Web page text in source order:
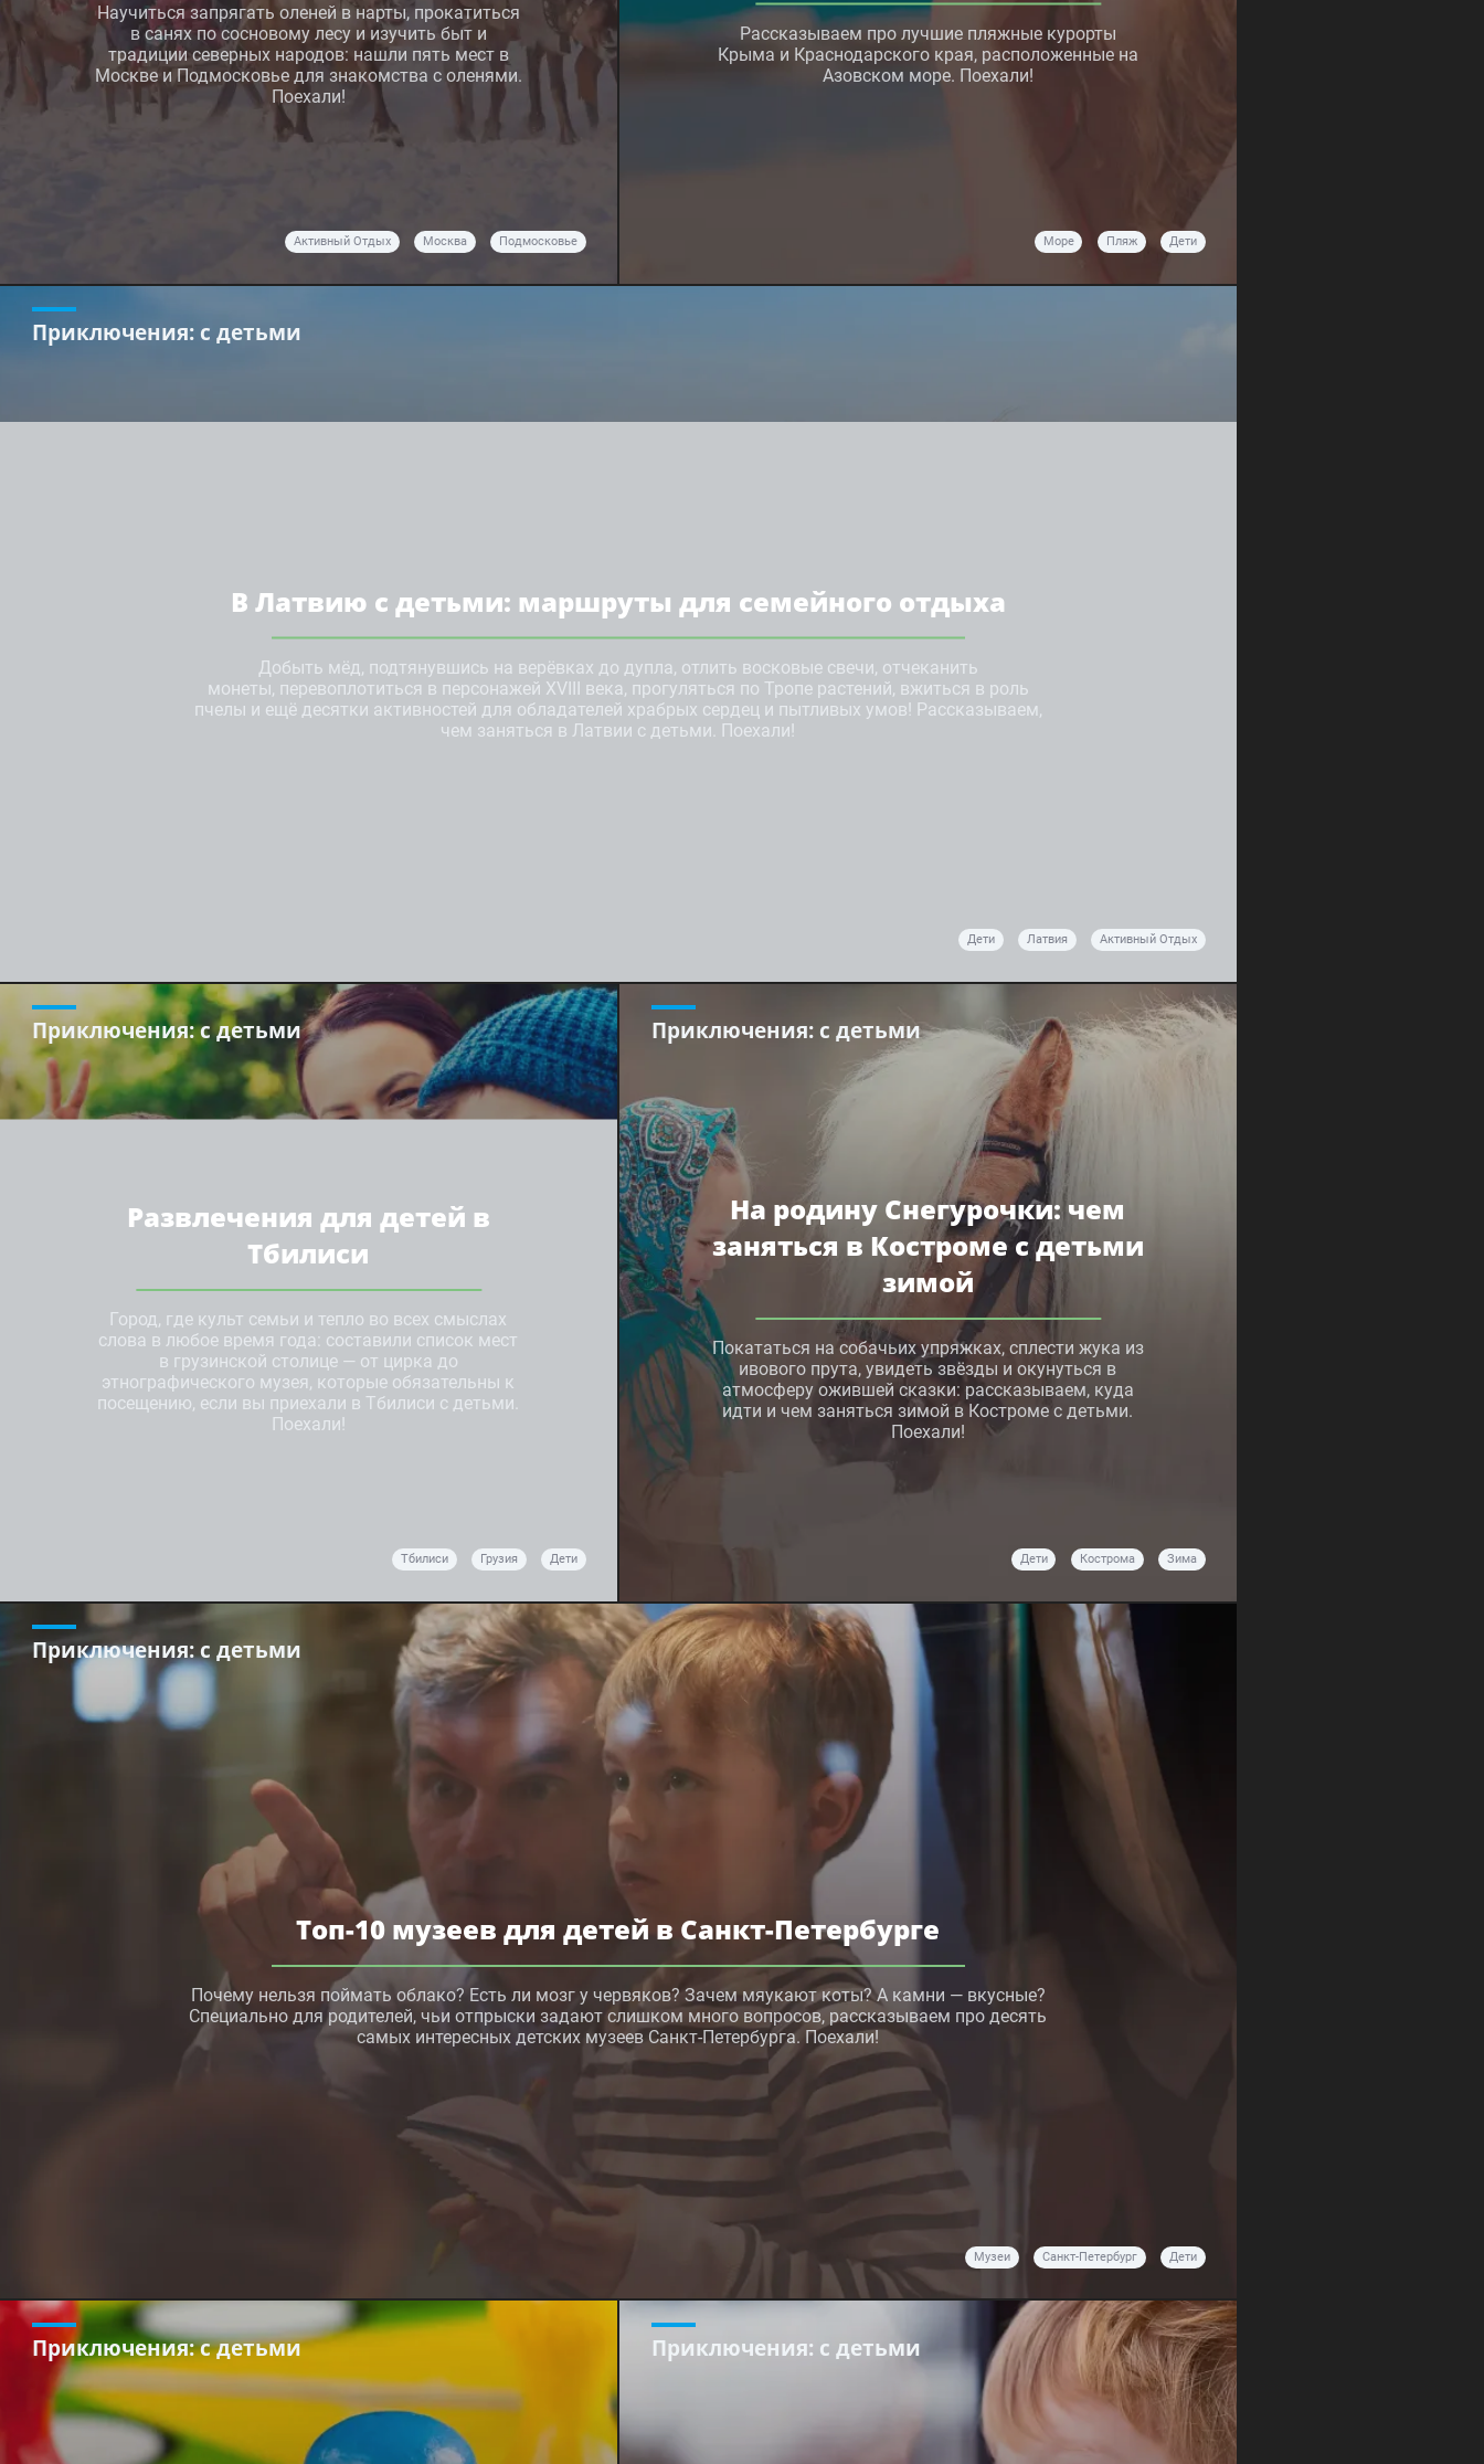
Научиться запрягать оленей в нарты, прокатиться
в санях по сосновому лесу и изучить быт и
традиции северных народов: нашли пять мест в
Москве и Подмосковье для знакомства с оленями.
Поехали!
Активный Отдых Москва Подмосковье
Рассказываем про лучшие пляжные курорты
Крыма и Краснодарского края, расположенные на
Азовском море. Поехали!
Море Пляж Дети
Приключения: с детьми
В Латвию с детьми: маршруты для семейного отдыха
Добыть мёд, подтянувшись на верёвках до дупла, отлить восковые свечи, отчеканить
монеты, перевоплотиться в персонажей XVIII века, прогуляться по Тропе растений, вжиться в роль
пчелы и ещё десятки активностей для обладателей храбрых сердец и пытливых умов! Рассказываем,
чем заняться в Латвии с детьми. Поехали!
Дети Латвия Активный Отдых
Приключения: с детьми
Развлечения для детей в
Тбилиси
Город, где культ семьи и тепло во всех смыслах
слова в любое время года: составили список мест
в грузинской столице — от цирка до
этнографического музея, которые обязательны к
посещению, если вы приехали в Тбилиси с детьми.
Поехали!
Тбилиси Грузия Дети
Приключения: с детьми
На родину Снегурочки: чем
заняться в Костроме с детьми
зимой
Покататься на собачьих упряжках, сплести жука из
ивового прута, увидеть звёзды и окунуться в
атмосферу ожившей сказки: рассказываем, куда
идти и чем заняться зимой в Костроме с детьми.
Поехали!
Дети Кострома Зима
Приключения: с детьми
Топ-10 музеев для детей в Санкт-Петербурге
Почему нельзя поймать облако? Есть ли мозг у червяков? Зачем мяукают коты? А камни — вкусные?
Специально для родителей, чьи отпрыски задают слишком много вопросов, рассказываем про десять
самых интересных детских музеев Санкт-Петербурга. Поехали!
Музеи Санкт-Петербург Дети
Приключения: с детьми Приключения: с детьми